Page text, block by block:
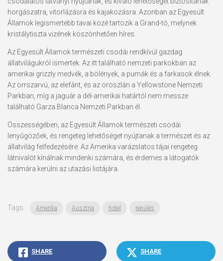
horgászatra, vitorlázásra és kajakozásra. Azonban az Egyesült
Államok legismertebb tavai közé tartozik a Grand-tó, melynek
kristálytiszta vizének köszönhetően híres.
Az Egyesült Államok természeti csodái rendkívül gazdag
állatvilágukról ismertek. Az itt található nemzeti parkokban az
amerikai grizzly medvék, a bölények, a pumák és a farkasok élnek.
Az orrszarvú, az elefánt, és az oroszlán a Yellowstone Nemzeti
Parkban, míg a jaguár a dél-amerikai határtól nem messze
található Garza Blanca Nemzeti Parkban él.
Összességében, az Egyesült Államok természeti csodái
lenyűgözőek, és rengeteg lehetőséget nyújtanak a természet és az
állatvilág felfedezésére. Az Amerika varázslatos tájai rengeteg
látnivalót kínálnak mindenki számára, és érdemes a látogatók
számára kerülni az utazási listájára.
Tags: Amerika Ausztria hotel repülés
SHARE SHARE